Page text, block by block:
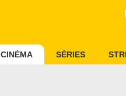
CINÉMA SÉRIES